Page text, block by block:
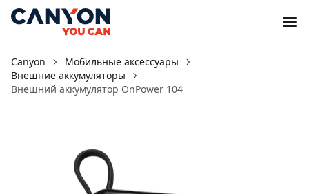
Canyon
Мобильные аксессуары
Внешние аккумуляторы
Внешний аккумулятор OnPower 104